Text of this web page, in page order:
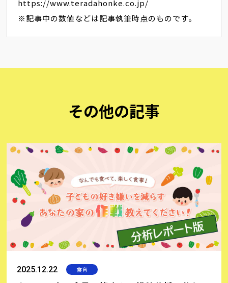
https://www.teradahonke.co.jp/
※記事中の数値などは記事執筆時点のものです。
その他の記事
2025.12.22 食育